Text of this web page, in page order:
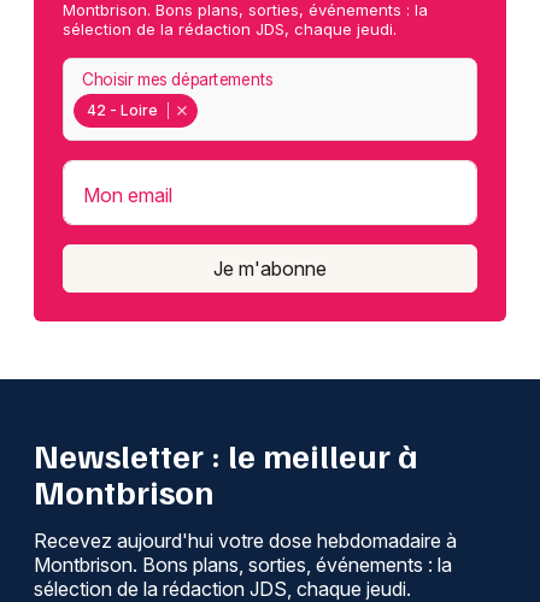
Montbrison. Bons plans, sorties, événements : la
sélection de la rédaction JDS, chaque jeudi.
42 - Loire
Choisir mes départements
Mon email
Je m'abonne
Newsletter : le meilleur à
Montbrison
Recevez aujourd'hui votre dose hebdomadaire à
Montbrison. Bons plans, sorties, événements : la
sélection de la rédaction JDS, chaque jeudi.